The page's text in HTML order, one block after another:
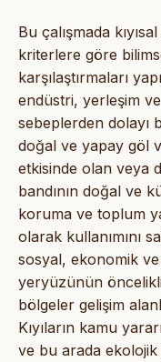
Bu çalışmada
kriterlere göre
karşılaştırmaları
endüstri, yerleşim
sebeplerden dolayı
doğal ve yapay göl
etkisinde olan veya
bandının doğal ve
koruma ve toplum
olarak kullanımını
sosyal, ekonomik
yeryüzünün
bölgeler gelişim
Kıyıların kamu
ve bu arada